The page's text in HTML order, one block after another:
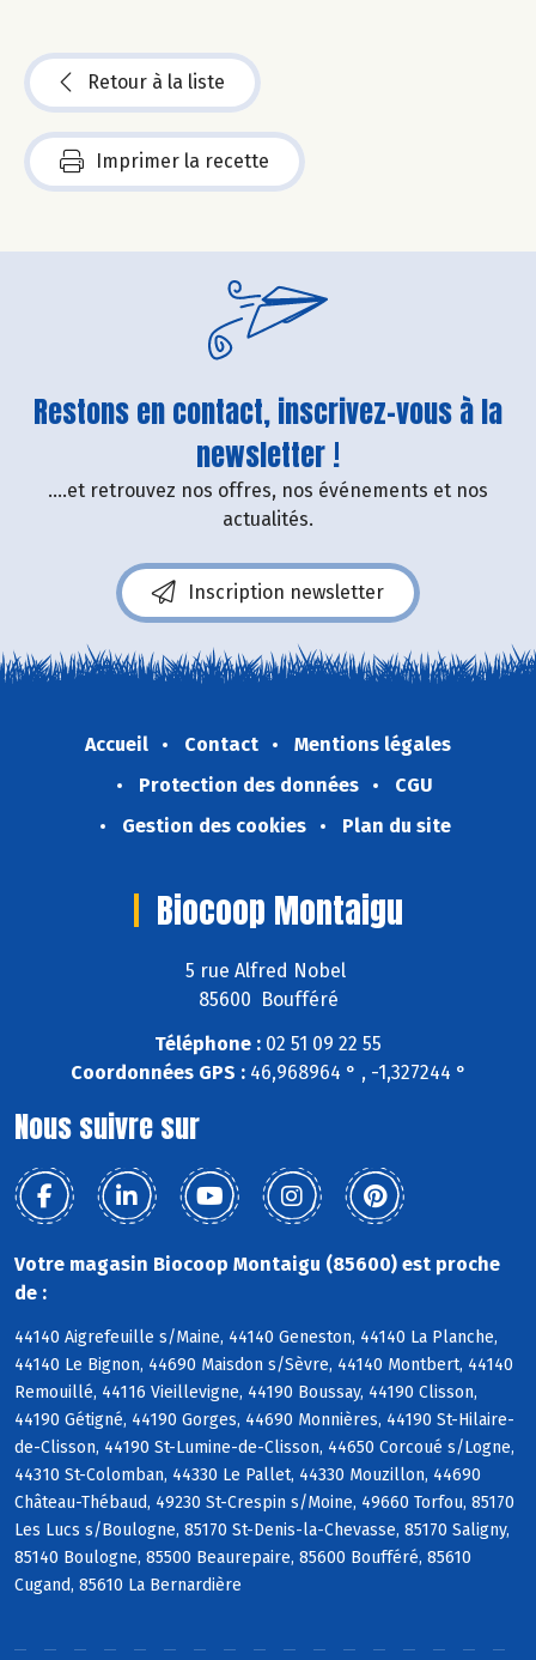
Retour à la liste
Imprimer la recette
Restons en contact, inscrivez-vous à la
newsletter !
....et retrouvez nos offres, nos événements et nos
actualités.
Inscription newsletter
Accueil Contact
Mentions légales
Protection des données
CGU
Gestion des cookies
Plan du site
Biocoop Montaigu
5 rue Alfred Nobel
85600 Boufféré
Téléphone : 02 51 09 22 55
Coordonnées GPS :46,968964 ° , -1,327244 °
Nous suivre sur
Votre magasin Biocoop Montaigu (85600) est proche
de :
44140 Aigrefeuille s/Maine, 44140 Geneston, 44140 La Planche,
44140 Le Bignon, 44690 Maisdon s/Sèvre, 44140 Montbert, 44140
Remouillé, 44116 Vieillevigne, 44190 Boussay, 44190 Clisson,
44190 Gétigné, 44190 Gorges, 44690 Monnières, 44190 St-Hilaire-
de-Clisson, 44190 St-Lumine-de-Clisson, 44650 Corcoué s/Logne,
44310 St-Colomban, 44330 Le Pallet, 44330 Mouzillon, 44690
Château-Thébaud, 49230 St-Crespin s/Moine, 49660 Torfou, 85170
Les Lucs s/Boulogne, 85170 St-Denis-la-Chevasse, 85170 Saligny,
85140 Boulogne, 85500 Beaurepaire, 85600 Boufféré, 85610
Cugand, 85610 La Bernardière